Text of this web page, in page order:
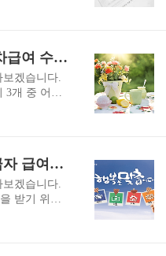
중위소득의
및 생업자의
의료급여 지
의료급여
준에 관해 알
기초생활보
및 「국민기
있도록 생계
산급여, ..
기초생활보장, 주거급여 임차급여 수선유지급여 선정기준
겠습니다.
3개 중 어느
다. 오늘은
주거급여
및 주거급
분리지급에
이란? 기초
제1조 및
기초생활보장, 생계급여수급자 급여액 급여지급
겠습니다.
받기 위해
준을 충족